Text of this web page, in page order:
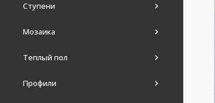
Ступени
Мозаика
Теплый пол
Профили